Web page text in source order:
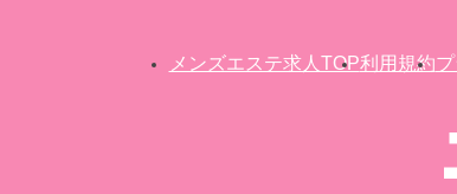
メンズエステ求人TOP利用規約